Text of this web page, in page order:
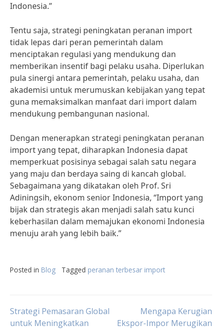
Indonesia.”
Tentu saja, strategi peningkatan peranan import
tidak lepas dari peran pemerintah dalam
menciptakan regulasi yang mendukung dan
memberikan insentif bagi pelaku usaha. Diperlukan
pula sinergi antara pemerintah, pelaku usaha, dan
akademisi untuk merumuskan kebijakan yang tepat
guna memaksimalkan manfaat dari import dalam
mendukung pembangunan nasional.
Dengan menerapkan strategi peningkatan peranan
import yang tepat, diharapkan Indonesia dapat
memperkuat posisinya sebagai salah satu negara
yang maju dan berdaya saing di kancah global.
Sebagaimana yang dikatakan oleh Prof. Sri
Adiningsih, ekonom senior Indonesia, “Import yang
bijak dan strategis akan menjadi salah satu kunci
keberhasilan dalam memajukan ekonomi Indonesia
menuju arah yang lebih baik.”
Posted in Blog Tagged peranan terbesar import
Post
Strategi Pemasaran Global
untuk Meningkatkan
Mengapa Kerugian
Ekspor-Impor Merugikan